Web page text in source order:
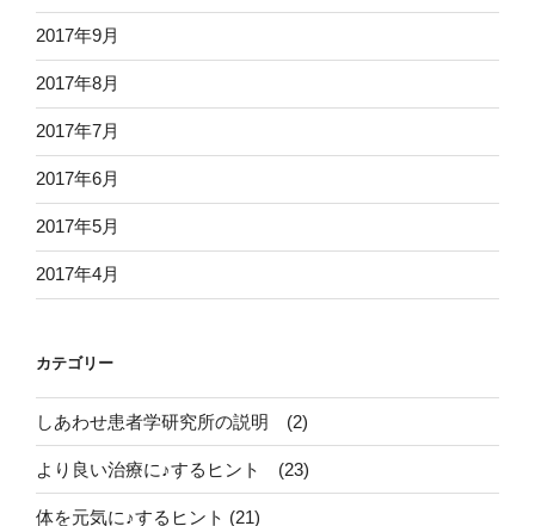
2017年9月
2017年8月
2017年7月
2017年6月
2017年5月
2017年4月
カテゴリー
しあわせ患者学研究所の説明 (2)
より良い治療に♪するヒント (23)
体を元気に♪するヒント (21)